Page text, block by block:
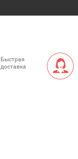
Быстрая
доставка